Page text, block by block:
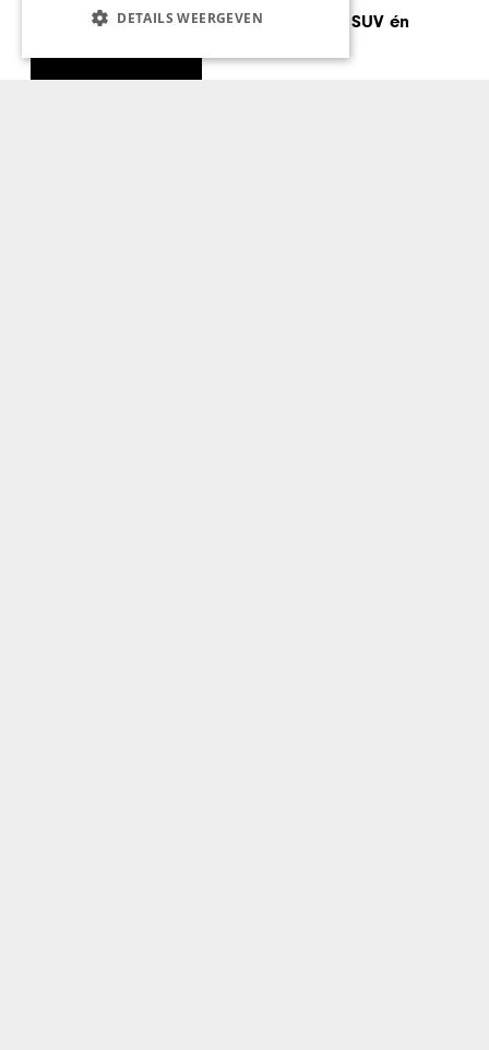
Nieuwe Jaguar SUV én
DETAILS WEERGEVEN